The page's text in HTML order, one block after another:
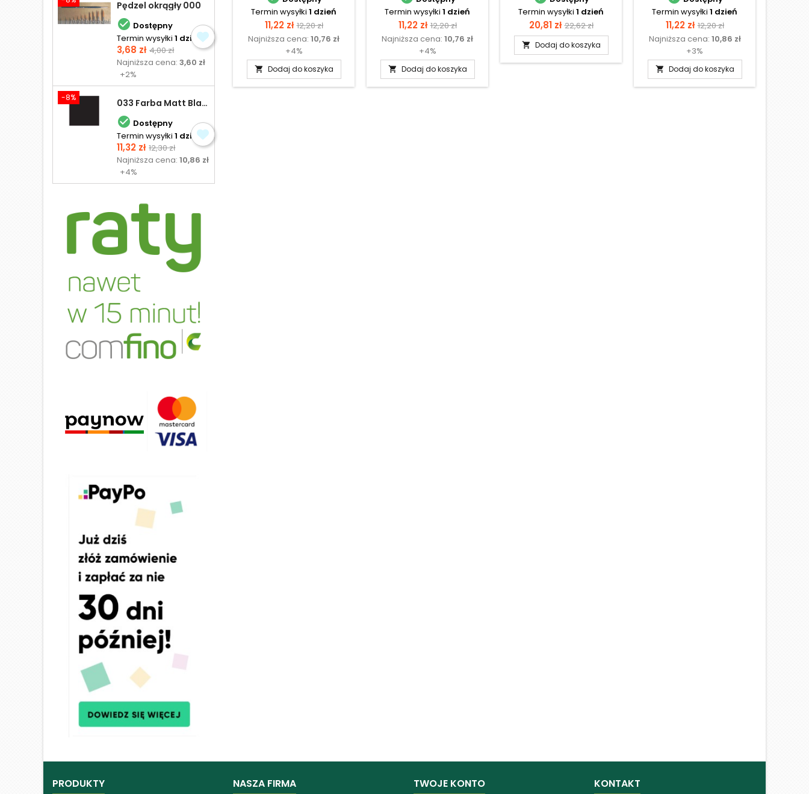
Pędzel okrągły 000
 Dostępny
Termin wysyłki 1 dzień
Cena
3,68 zł Cena
podstawowa
4,00 zł
Najniższa cena:3,60 zł
+2%
-8% 033 Farba Matt Black - olejna
 Dostępny
Termin wysyłki 1 dzień
Cena
11,32 zł Cena
podstawowa
12,30 zł
Najniższa cena:10,86 zł
+4%
Termin wysyłki 1 dzień
Cena
11,22 zł Cena
podstawowa
12,20 zł
Najniższa cena: 10,76 zł
+4%
 Dodaj do koszyka
Termin wysyłki 1 dzień
Cena
11,22 zł Cena
podstawowa
12,20 zł
Najniższa cena: 10,76 zł
+4%
 Dodaj do koszyka
Termin wysyłki 1 dzień
Cena
20,81 zł Cena
podstawowa
22,62 zł
 Dodaj do koszyka
Termin wysyłki 1 dzień
Cena
11,22 zł Cena
podstawowa
12,20 zł
Najniższa cena: 10,86 zł
+3%
 Dodaj do koszyka
PRODUKTY NASZA FIRMA TWOJE KONTO KONTAKT